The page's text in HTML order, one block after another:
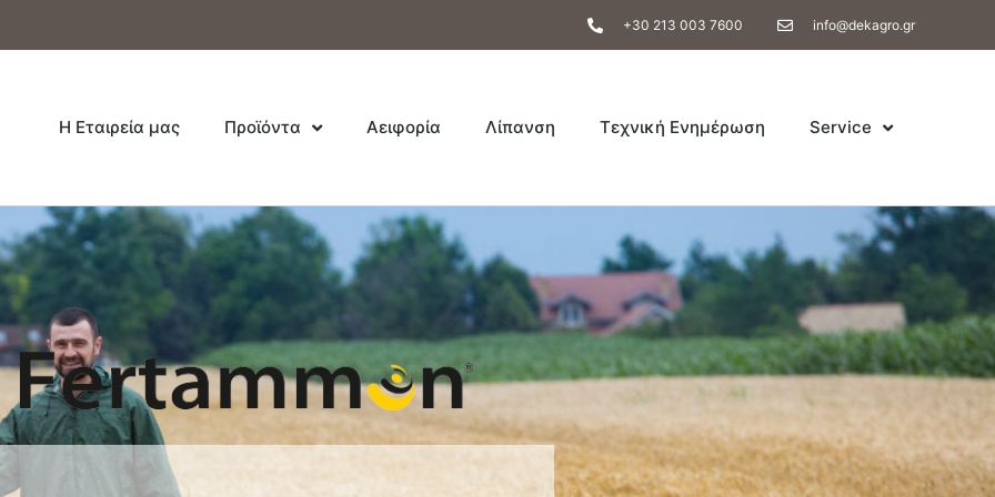
+30 213 003 7600 info@dekagro.gr
Η Εταιρεία μας Προϊόντα Αειφορία Λίπανση Τεχνική Ενημέρωση Service